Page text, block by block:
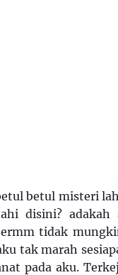
betul misteri
disini? adakah
tidak
tak marah
pada aku.